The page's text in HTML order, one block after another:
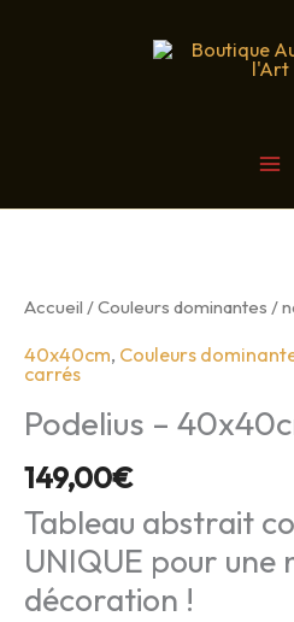
Accueil /Couleurs dominantes /
40x40cm, Couleurs
carrés
Podelius –
149,00€
Tableau abstrait
UNIQUE pour une
décoration !